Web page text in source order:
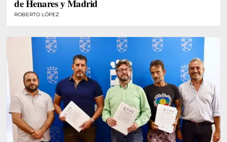
de Henares y Madrid
ROBERTO LÓPEZ